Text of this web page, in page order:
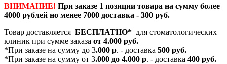
ВНИМАНИЕ! При заказе 1 позиции товара на сумму более
4000 рублей но менее 7000 доставка - 300 руб.
Товар доставляется БЕСПЛАТНО* для стоматологических
клиник при сумме заказа от 4.000 руб.
*При заказе на сумму до 3.000 р. - доставка 500 руб.
*При заказе на сумму от 3.000 до 4.000 р. - доставка 400 руб.